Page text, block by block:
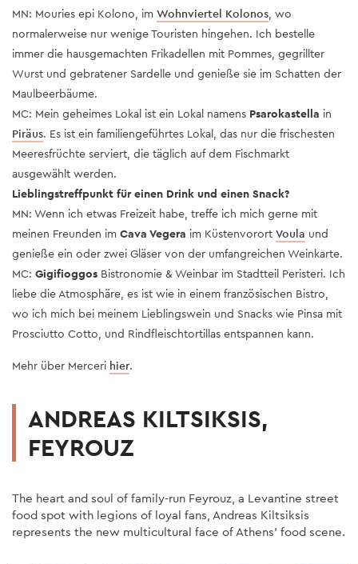
MN: Mouries epi Kolono, im Wohnviertel Kolonos, wo
normalerweise nur wenige Touristen hingehen. Ich bestelle
immer die hausgemachten Frikadellen mit Pommes, gegrillter
Wurst und gebratener Sardelle und genieße sie im Schatten der
Maulbeerbäume.
MC: Mein geheimes Lokal ist ein Lokal namens Psarokastella in
Piräus. Es ist ein familiengeführtes Lokal, das nur die frischesten
Meeresfrüchte serviert, die täglich auf dem Fischmarkt
ausgewählt werden.
Lieblingstreffpunkt für einen Drink und einen Snack?
MN: Wenn ich etwas Freizeit habe, treffe ich mich gerne mit
meinen Freunden im Cava Vegera im Küstenvorort Voula und
genieße ein oder zwei Gläser von der umfangreichen Weinkarte.
MC: Gigifioggos Bistronomie & Weinbar im Stadtteil Peristeri. Ich
liebe die Atmosphäre, es ist wie in einem französischen Bistro,
wo ich mich bei meinem Lieblingswein und Snacks wie Pinsa mit
Prosciutto Cotto, und Rindfleischtortillas entspannen kann.
Mehr über Merceri hier.
ANDREAS KILTSIKSIS,
FEYROUZ
The heart and soul of family-run Feyrouz, a Levantine street
food spot with legions of loyal fans, Andreas Kiltsiksis
represents the new multicultural face of Athens’ food scene.